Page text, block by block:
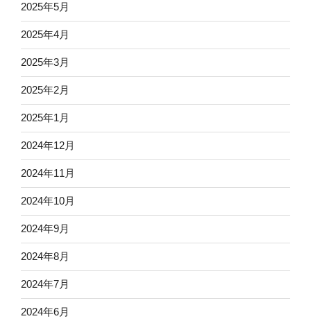
2025年5月
2025年4月
2025年3月
2025年2月
2025年1月
2024年12月
2024年11月
2024年10月
2024年9月
2024年8月
2024年7月
2024年6月